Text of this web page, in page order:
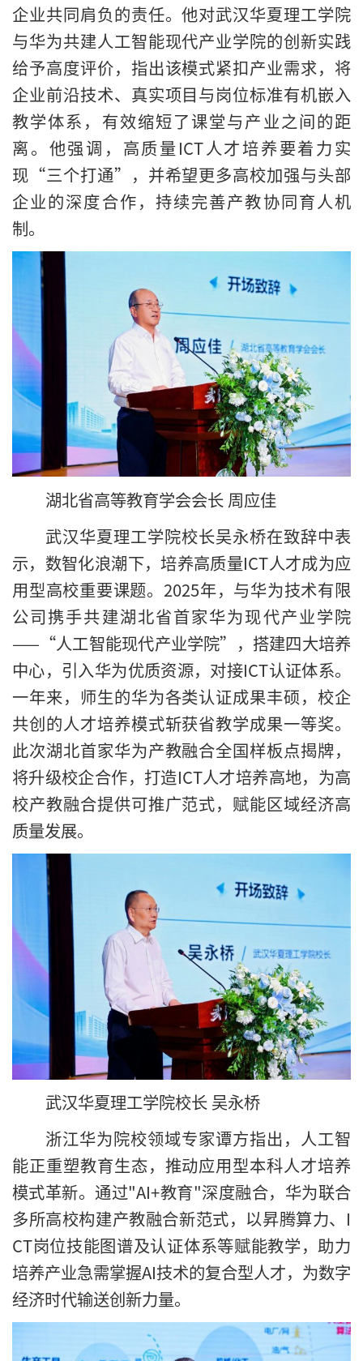
企业共同肩负的责任。他对武汉华夏理工学院
与华为共建人工智能现代产业学院的创新实践
给予高度评价，指出该模式紧扣产业需求，将
企业前沿技术、真实项目与岗位标准有机嵌入
教学体系，有效缩短了课堂与产业之间的距
离。他强调，高质量ICT人才培养要着力实
现“三个打通”，并希望更多高校加强与头部
企业的深度合作，持续完善产教协同育人机
制。
湖北省高等教育学会会长 周应佳
武汉华夏理工学院校长吴永桥在致辞中表
示，数智化浪潮下，培养高质量ICT人才成为应
用型高校重要课题。2025年，与华为技术有限
公司携手共建湖北省首家华为现代产业学院
——“人工智能现代产业学院”，搭建四大培养
中心，引入华为优质资源，对接ICT认证体系。
一年来，师生的华为各类认证成果丰硕，校企
共创的人才培养模式斩获省教学成果一等奖。
此次湖北首家华为产教融合全国样板点揭牌，
将升级校企合作，打造ICT人才培养高地，为高
校产教融合提供可推广范式，赋能区域经济高
质量发展。
武汉华夏理工学院校长 吴永桥
浙江华为院校领域专家谭方指出，人工智
能正重塑教育生态，推动应用型本科人才培养
模式革新。通过"AI+教育"深度融合，华为联合
多所高校构建产教融合新范式，以昇腾算力、I
CT岗位技能图谱及认证体系等赋能教学，助力
培养产业急需掌握AI技术的复合型人才，为数字
经济时代输送创新力量。